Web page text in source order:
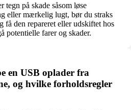
på skade såsom løse
eller mærkelig lugt, bør du straks
få den repareret eller udskiftet hos
potentielle farer og skader.
en USB oplader fra
og hvilke forholdsregler